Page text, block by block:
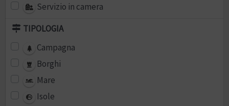
Servizio in camera
TIPOLOGIA
Campagna
Borghi
Mare
Isole